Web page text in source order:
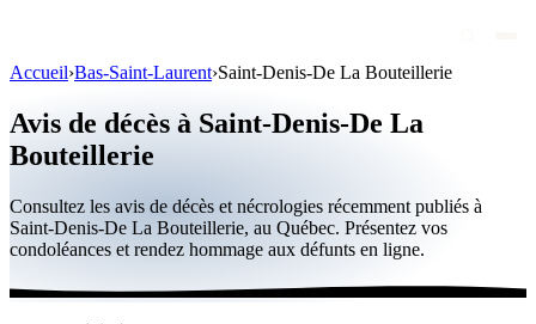
Personnalités publiques
Canada
Accueil›Bas-Saint-Laurent›Saint-Denis-De La Bouteillerie
Avis de décès à Saint-Denis-De La
Bouteillerie
Consultez les avis de décès et nécrologies récemment publiés à
Saint-Denis-De La Bouteillerie, au Québec. Présentez vos
condoléances et rendez hommage aux défunts en ligne.